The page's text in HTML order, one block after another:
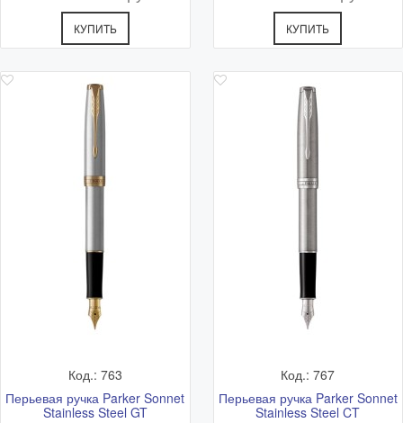
КУПИТЬ КУПИТЬ
Код.: 763
Перьевая ручка Parker Sonnet
Stainless Steel GT
Код.: 767
Перьевая ручка Parker Sonnet
Stainless Steel CT